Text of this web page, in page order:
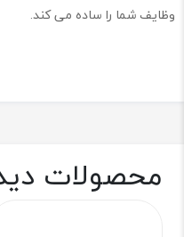
وظایف شما را ساده می کند.
محصولات